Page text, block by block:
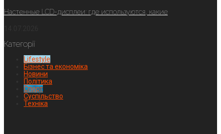
Настенные LCD-дисплеи: где используются, какие
Категорії
Lifestyle
Бізнес та економіка
Новини
Політика
Спорт
Суспільство
Техніка